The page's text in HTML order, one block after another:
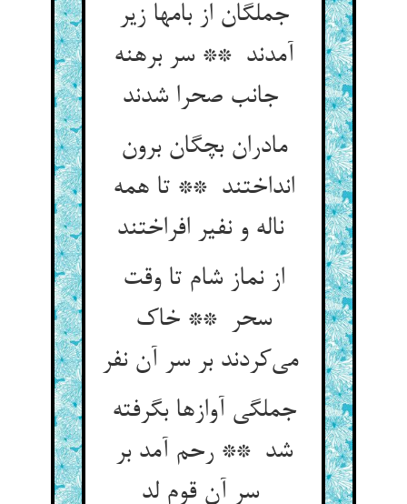
جملگان از بامها زیر
آمدند ** سر برهنه
مادران بچگان برون
انداختند ** تا همه
ناله و نفیر افراختند
از نماز شام تا وقت
سحر ** خاک
می‌کردند بر سر آن نفر
جملگی آوازها بگرفته
شد ** رحم آمد بر
سر آن قوم لد